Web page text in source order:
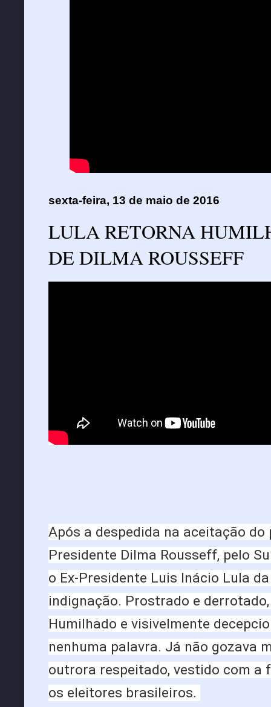
sexta-feira, 13 de maio de 2016
LULA RETORNA
DE DILMA ROUSSEFF
Após a despedida na aceitação
Presidente Dilma Rousseff, pelo
o Ex-Presidente Luis Inácio Lula
indignação. Prostrado e
Humilhado e visivelmente
nenhuma palavra. Já não gozava
outrora respeitado, vestido com a
os eleitores brasileiros.